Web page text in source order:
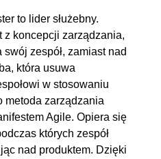
00:05:43
00:15:27
00:42:28
00:02:43
to lider służebny.
z koncepcji zarządzania,
zespół, zamiast nad
która usuwa
w stosowaniu
metoda zarządzania
Agile. Opiera się
których zespół
nad produktem. Dzięki